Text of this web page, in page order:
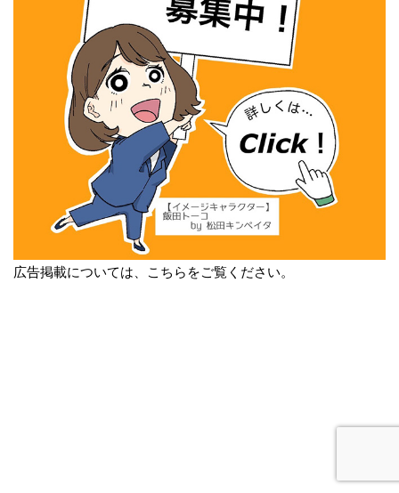
広告掲載については、こちらをご覧ください。